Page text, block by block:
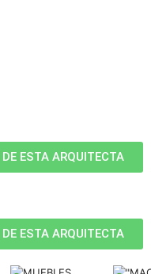
ESTA ARQUITECTA
ESTA ARQUITECTA